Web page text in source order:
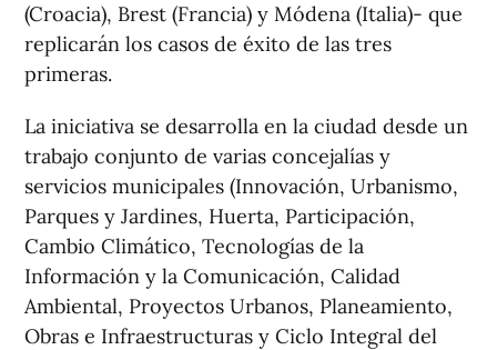
(Croacia), Brest (Francia) y Módena (Italia)- que
replicarán los casos de éxito de las tres
primeras.
La iniciativa se desarrolla en la ciudad desde un
trabajo conjunto de varias concejalías y
servicios municipales (Innovación, Urbanismo,
Parques y Jardines, Huerta, Participación,
Cambio Climático, Tecnologías de la
Información y la Comunicación, Calidad
Ambiental, Proyectos Urbanos, Planeamiento,
Obras e Infraestructuras y Ciclo Integral del